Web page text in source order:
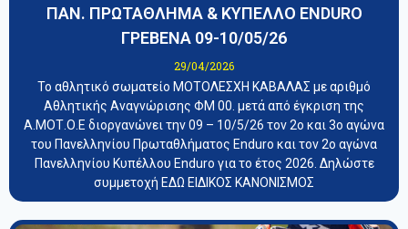
ΠΑΝ. ΠΡΩΤΑΘΛΗΜΑ & ΚΥΠΕΛΛΟ ENDURO
ΓΡΕΒΕΝΑ 09-10/05/26
29/04/2026
Το αθλητικό σωματείο ΜΟΤΟΛΕΣΧΗ ΚΑΒΑΛΑΣ με αριθμό
Αθλητικής Αναγνώρισης ΦΜ 00. μετά από έγκριση της
Α.ΜΟΤ.Ο.Ε διοργανώνει την 09 – 10/5/26 τον 2ο και 3ο αγώνα
του Πανελληνίου Πρωταθλήματος Enduro και τον 2ο αγώνα
Πανελληνίου Κυπέλλου Enduro για το έτος 2026. Δηλώστε
συμμετοχή ΕΔΩ ΕΙΔΙΚΟΣ ΚΑΝΟΝΙΣΜΟΣ